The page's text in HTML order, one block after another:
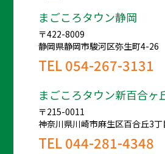
まごころタウン静岡
〒422-8009
静岡県静岡市駿河区弥生町4-26
TEL054-267-3131
まごころタウン新百合ヶ
〒215-0011
神奈川県川崎市麻生区百合丘3
TEL044-281-4348